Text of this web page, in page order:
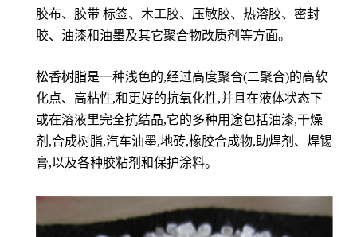
胶布、胶带 标签、木工胶、压敏胶、热溶胶、密封
胶、油漆和油墨及其它聚合物改质剂等方面。
松香树脂是一种浅色的,经过高度聚合(二聚合)的高软
化点、高粘性,和更好的抗氧化性,并且在液体状态下
或在溶液里完全抗结晶,它的多种用途包括油漆,干燥
剂,合成树脂,汽车油墨,地砖,橡胶合成物,助焊剂、焊锡
膏,以及各种胶粘剂和保护涂料。